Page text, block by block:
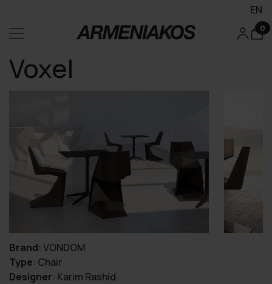
EN
0
Voxel
Brand:VONDOM
Type: Chair
Designer: Karim Rashid